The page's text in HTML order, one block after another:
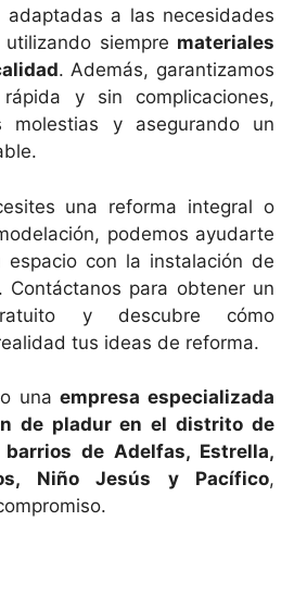
adaptadas a las necesidades
siempre materiales
. Además, garantizamos
y sin complicaciones,
molestias y asegurando un
una reforma integral o
podemos ayudarte
espacio con la instalación de
Contáctanos para obtener un
y descubre cómo
tus ideas de reforma.
unaempresa especializada
de pladur en el distrito de
de Adelfas, Estrella,
Niño Jesús y Pacífico,